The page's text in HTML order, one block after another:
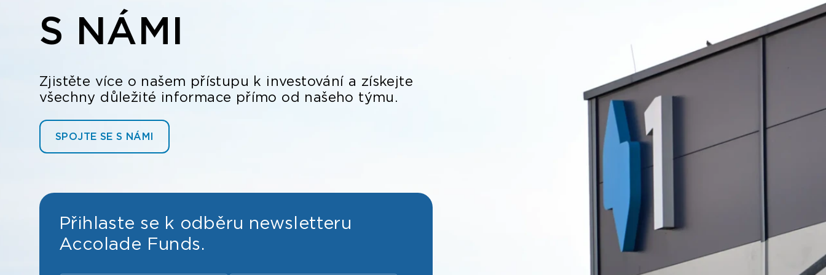
S NÁMI
Zjistěte více o našem přístupu k investování a získejte
všechny důležité informace přímo od našeho týmu.
SPOJTE SE S NÁMI
Přihlaste se k odběru newsletteru
Accolade Funds.